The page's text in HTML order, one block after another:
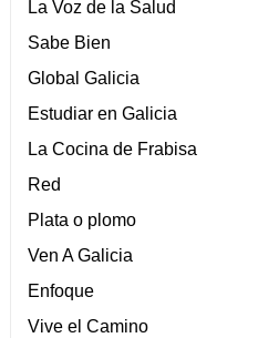
La Voz de la Salud
Sabe Bien
Global Galicia
Estudiar en Galicia
La Cocina de Frabisa
Red
Plata o plomo
Ven A Galicia
Enfoque
Vive el Camino